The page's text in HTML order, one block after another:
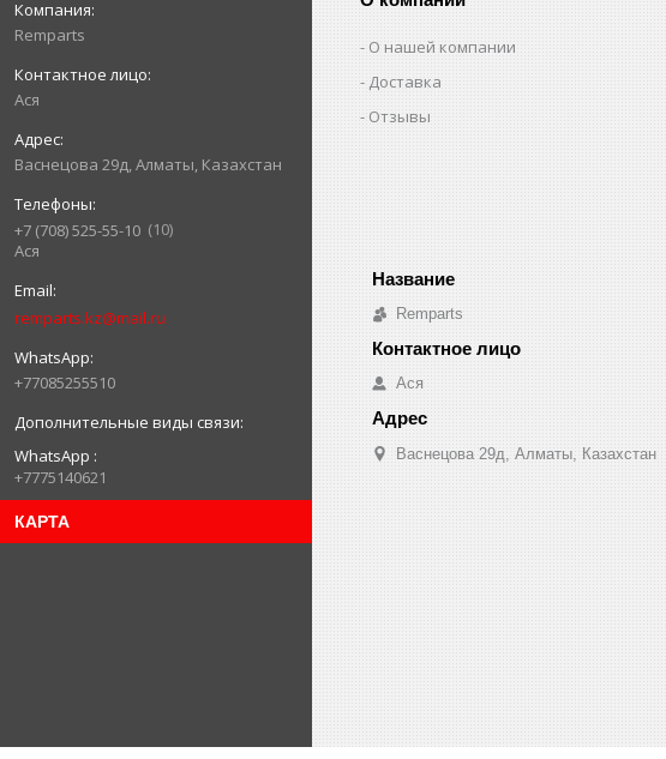
Remparts
Ася
Васнецова 29д, Алматы, Казахстан
+7 (708) 525-55-10
10
Ася
remparts.kz@mail.ru
+77085255510
WhatsApp
+7775140621
КАРТА
О нашей компании
Доставка
Отзывы
Remparts
Ася
Васнецова 29д, Алматы, Казахстан